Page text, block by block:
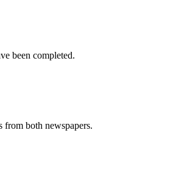
been completed.
both newspapers.